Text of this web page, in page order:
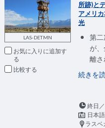
LAS-DETMN
お気に入りに追加
比較
所跡)と
アメリ
光
第
が
離さ
続きを
終日
日本
ラスベ